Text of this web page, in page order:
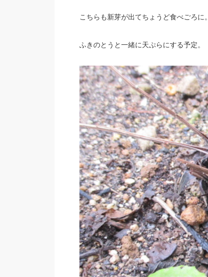
こちらも新芽が出てちょうど食べごろに。
ふきのとうと一緒に天ぷらにする予定。